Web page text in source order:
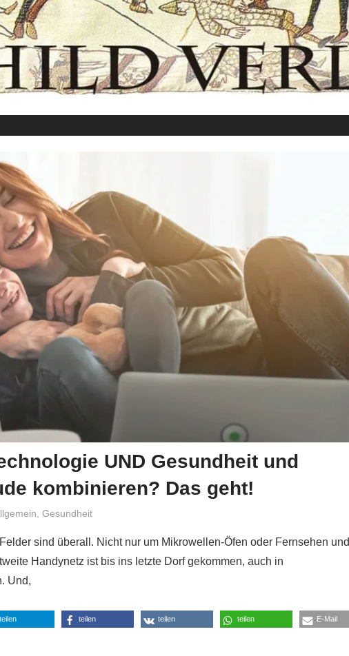
UND Gesundheit und
kombinieren? Das geht!
Vogt Gesundheit
sind überall. Nicht nur um Mikrowellen-Öfen oder Fernsehen und
Handynetz ist bis ins letzte Dorf gekommen, auch in
Und,
teilen teilen teilen teilen E-Mail